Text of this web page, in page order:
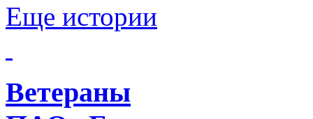
Еще истории
Ветераны